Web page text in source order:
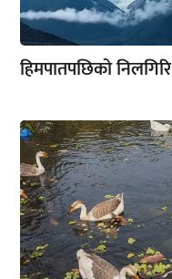
हिमपातपछिको निलगिरि